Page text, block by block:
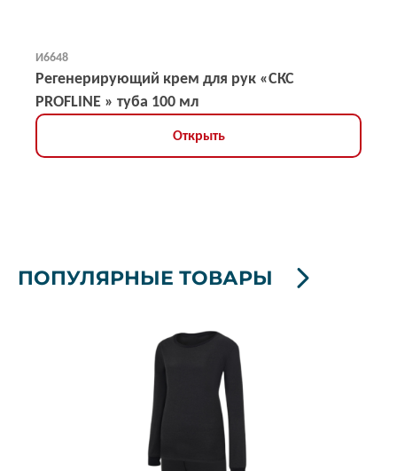
И6648
Регенерирующий крем для рук «CКС
PROFLINE » туба 100 мл
Открыть
ПОПУЛЯРНЫЕ ТОВАРЫ